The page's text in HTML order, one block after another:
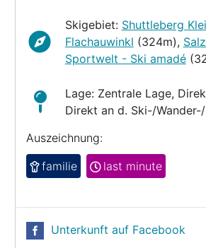
Skigebiet: Shuttleberg
Flachauwinkl (324m),
Sportwelt - Ski amadé
Lage: Zentrale Lage,
Direkt an d. Ski-/
Auszeichnung:
familie
last minute
Unterkunft auf Facebook